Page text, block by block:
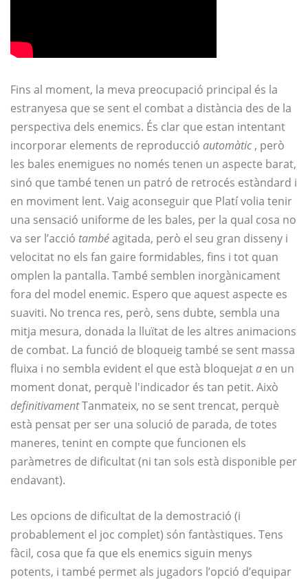
Fins al moment, la meva preocupació principal és la
estranyesa que se sent el combat a distància des de la
perspectiva dels enemics. És clar que estan intentant
incorporar elements de reproducció automàtic , però
les bales enemigues no només tenen un aspecte barat,
sinó que també tenen un patró de retrocés estàndard i
en moviment lent. Vaig aconseguir que Platí volia tenir
una sensació uniforme de les bales, per la qual cosa no
va ser l’acció tambéagitada, però el seu gran disseny i
velocitat no els fan gaire formidables, fins i tot quan
omplen la pantalla. També semblen inorgànicament
fora del model enemic. Espero que aquest aspecte es
suaviti. No trenca res, però, sens dubte, sembla una
mitja mesura, donada la lluïtat de les altres animacions
de combat. La funció de bloqueig també se sent massa
fluixa i no sembla evident el que està bloquejata en un
moment donat, perquè l'indicador és tan petit. Això
definitivamentTanmateix, no se sent trencat, perquè
està pensat per ser una solució de parada, de totes
maneres, tenint en compte que funcionen els
paràmetres de dificultat (ni tan sols està disponible per
endavant).
Les opcions de dificultat de la demostració (i
probablement el joc complet) són fantàstiques. Tens
fàcil, cosa que fa que els enemics siguin menys
potents, i també permet als jugadors l’opció d’equipar